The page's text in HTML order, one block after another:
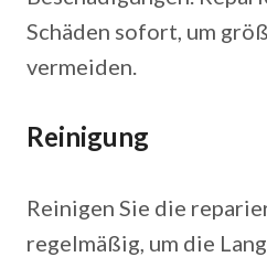
Schäden sofort, um
vermeiden.
Reinigung
Reinigen Sie die
regelmäßig, um die